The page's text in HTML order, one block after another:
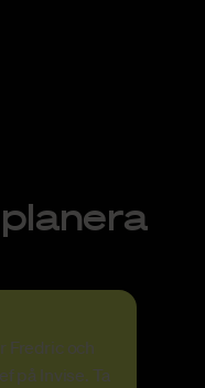
Fredric och
på Invise. Ta